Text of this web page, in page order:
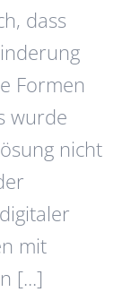
dass
Formen
wurde
nicht
mit
[...]